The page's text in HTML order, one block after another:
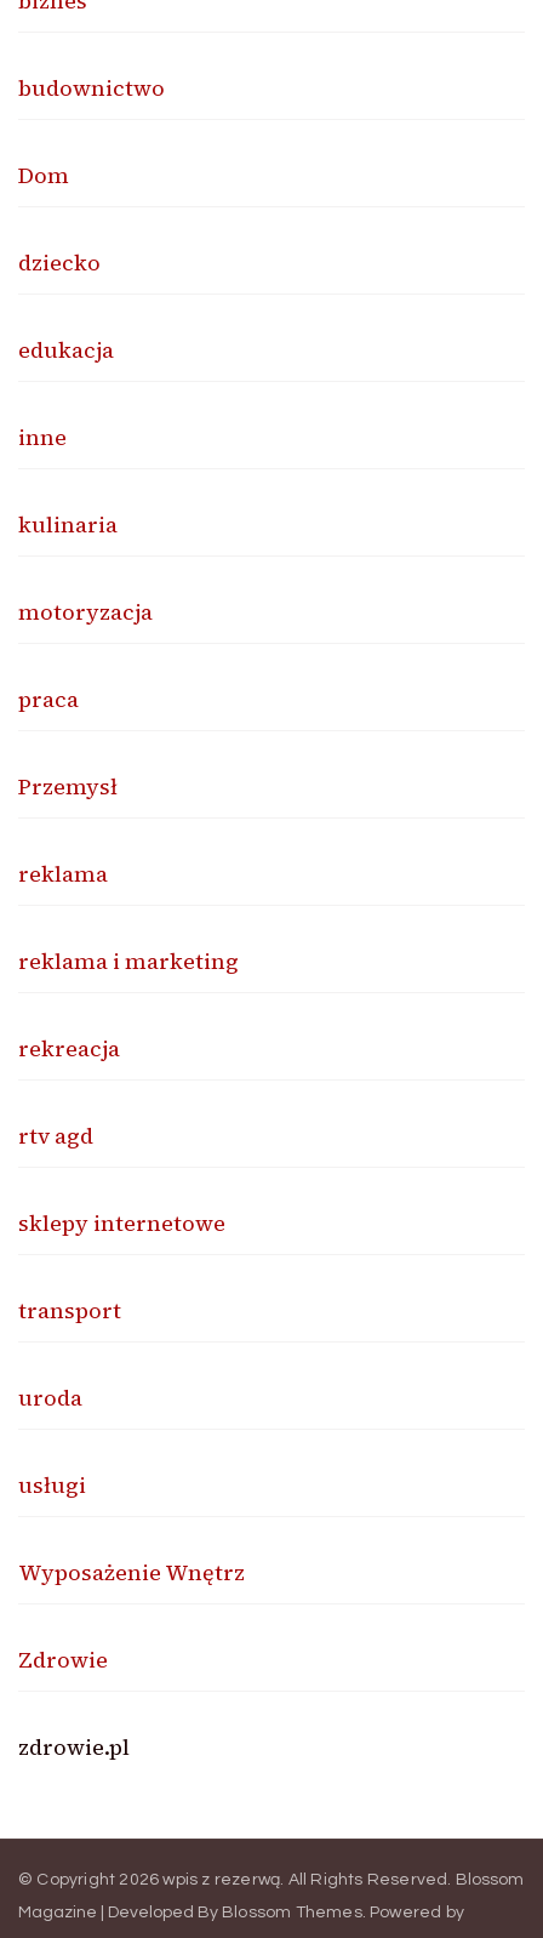
budownictwo
Dom
dziecko
edukacja
inne
kulinaria
motoryzacja
praca
Przemysł
reklama
reklama i marketing
rekreacja
rtv agd
sklepy internetowe
transport
uroda
usługi
Wyposażenie Wnętrz
Zdrowie
zdrowie.pl
© Copyright 2026wpis z rezerwą. All Rights Reserved. Blossom
Magazine | Developed By Blossom Themes. Powered by